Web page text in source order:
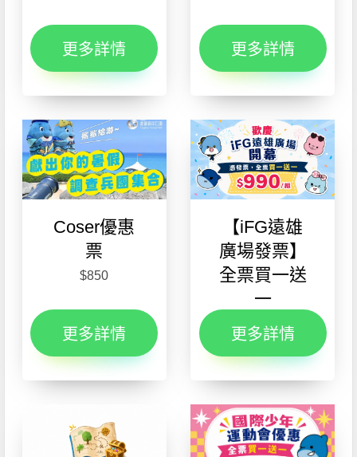
更多詳情 更多詳情
Coser優惠
票
$850
更多詳情
【iFG遠雄
廣場發票】
全票買一送
一
$990
更多詳情